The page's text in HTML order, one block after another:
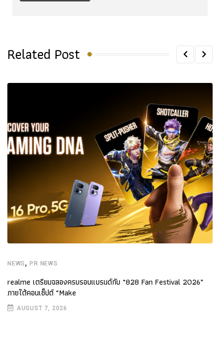
Related Post
NEWS ,PR NEWS
realme เตรียมฉลองครบรอบแบรนด์กับ “828 Fan Festival 2026”
ภายใต้คอนเซ็ปต์ “Make
AUGUST 7, 2026